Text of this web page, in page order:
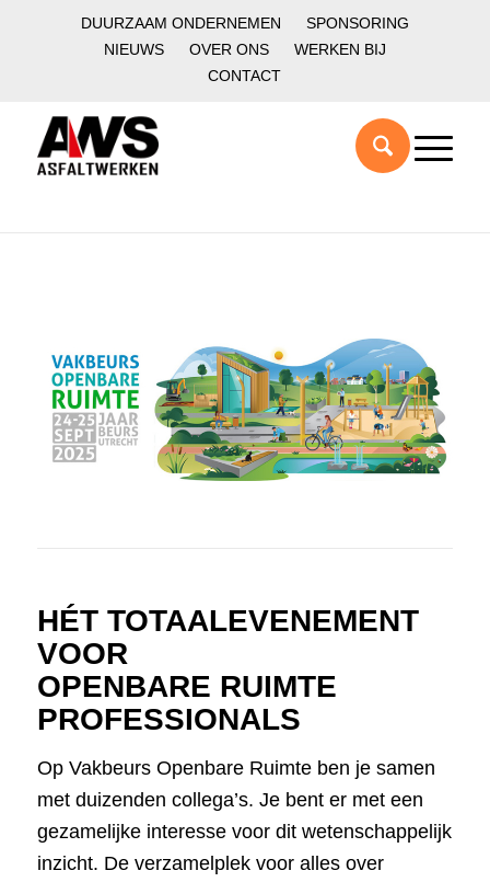
DUURZAAM ONDERNEMEN
SPONSORING
NIEUWS
OVER ONS
WERKEN BIJ
CONTACT
HÉT TOTAALEVENEMENT
VOOR
OPENBARE RUIMTE
PROFESSIONALS
Op Vakbeurs Openbare Ruimte ben je samen
met duizenden collega’s. Je bent er met een
gezamelijke interesse voor dit wetenschappelijk
inzicht. De verzamelplek voor alles over